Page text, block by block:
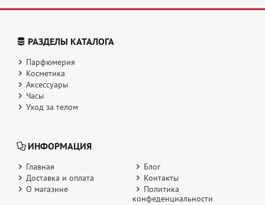
РАЗДЕЛЫ КАТАЛОГА
Парфюмерия
Косметика
Аксессуары
Часы
Уход за телом
ИНФОРМАЦИЯ
Главная
Блог
Доставка и оплата
Контакты
О магазине
Политика
конфеденциальности